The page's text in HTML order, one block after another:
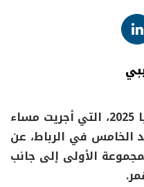
أسفرت قرعة كأس أمم أفريقيا 2025، التي أجريت مساء
الخامس في الرباط، عن
الأولى إلى جانب